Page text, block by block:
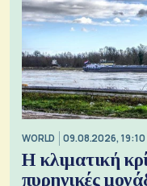
WORLD 09.08.2026, 19:10
Η κλιματική
πυρηνικές